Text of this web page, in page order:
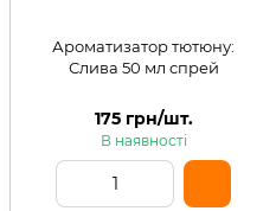
Ароматизатор тютюну:
Слива 50 мл спрей
175 грн/шт.
В наявності